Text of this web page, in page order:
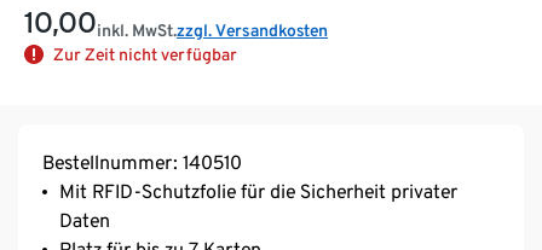
10,00inkl. MwSt.zzgl. Versandkosten
Zur Zeit nicht verfügbar
Bestellnummer: 140510
Mit RFID-Schutzfolie für die Sicherheit privater
Daten